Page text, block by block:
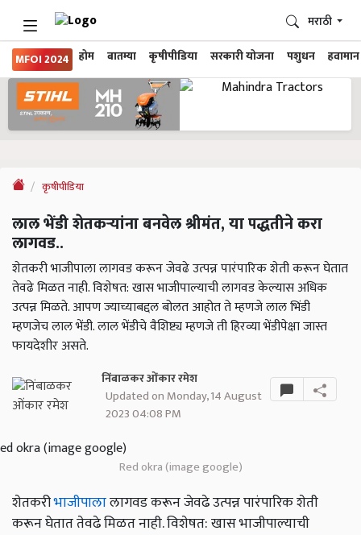
MFOI 2024 होम बातम्या कृषीपीडिया सरकारी योजना पशुधन हवामान
मराठी
कृषीपीडिया
लाल भेंडी शेतकऱ्यांना बनवेल श्रीमंत, या पद्धतीने करा
लागवड..
शेतकरी भाजीपाला लागवड करून जेवढे उत्पन्न पारंपारिक शेती करून घेतात
तेवढे मिळत नाही. विशेषत: खास भाजीपाल्याची लागवड केल्यास अधिक
उत्पन्न मिळते. आपण ज्याच्याबद्दल बोलत आहोत ते म्हणजे लाल भिंडी
म्हणजेच लाल भेंडी. लाल भेंडीचे वैशिष्ट्य म्हणजे ती हिरव्या भेंडीपेक्षा जास्त
फायदेशीर असते.
निंबाळकर ओंकार रमेश
Updated on Monday, 14 August
2023 04:08 PM
Red okra (image google)
शेतकरीभाजीपालालागवड करून जेवढे उत्पन्न पारंपारिक शेती
करून घेतात तेवढे मिळत नाही. विशेषत: खास भाजीपाल्याची